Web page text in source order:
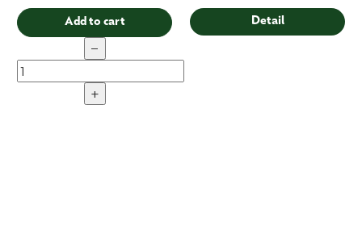
Add to cart
−
+
Detail